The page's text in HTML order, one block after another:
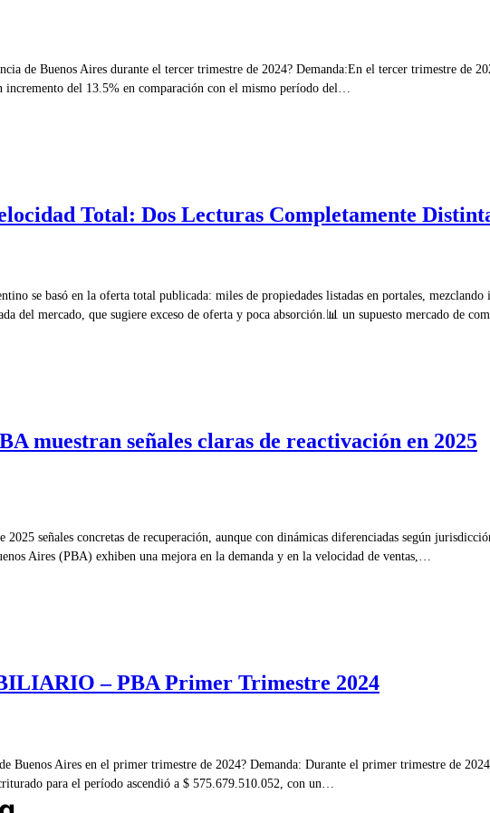
de Buenos Aires durante el tercer trimestre de 2024? Demanda:En el tercer trimestre de
incremento del 13.5% en comparación con el mismo período del…
Total: Dos Lecturas Completamente
se basó en la oferta total publicada: miles de propiedades listadas en portales,
del mercado, que sugiere exceso de oferta y poca absorción.📊 un supuesto mercado de
muestran señales claras de reactivación en 2025
señales concretas de recuperación, aunque con dinámicas diferenciadas según
Aires (PBA) exhiben una mejora en la demanda y en la velocidad de ventas,…
– PBA Primer Trimestre 2024
Buenos Aires en el primer trimestre de 2024? Demanda: Durante el primer trimestre de
para el período ascendió a $ 575.679.510.052, con un…